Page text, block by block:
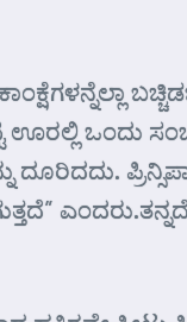
ಒಂದು